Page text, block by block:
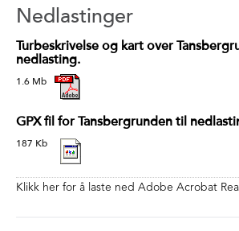
Nedlastinger
Turbeskrivelse og kart over
nedlasting.
1.6 Mb
GPX fil for Tansbergrunden til
187 Kb
Klikk her for å laste ned Adobe Acrobat